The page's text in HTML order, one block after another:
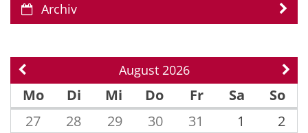
Archiv
Vorherige Seite August 2026
Mo
Di Mi Do Fr Sa
So
27
28 29 30 31 1
2